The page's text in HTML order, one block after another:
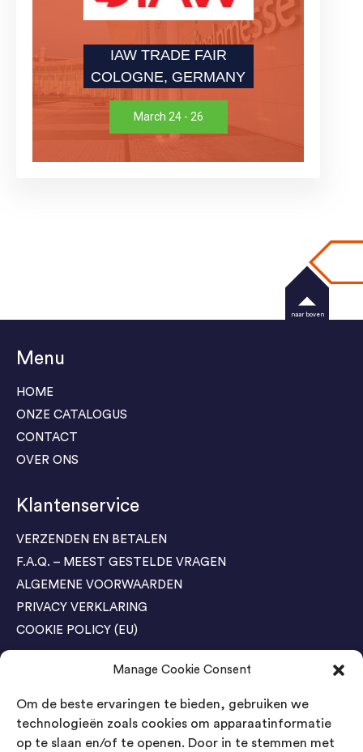
Manage Cookie Consent
Om de beste ervaringen te bieden, gebruiken we
technologieën zoals cookies om apparaatinformatie
op te slaan en/of te openen. Door in te stemmen met
IAW TRADE FAIR
COLOGNE, GERMANY
March 24 - 26
Menu
HOME
ONZE CATALOGUS
CONTACT
OVER ONS
Klantenservice
VERZENDEN EN BETALEN
F.A.Q. – MEEST GESTELDE VRAGEN
ALGEMENE VOORWAARDEN
PRIVACY VERKLARING
COOKIE POLICY (EU)
Agenda Trade Shows
04-05 November / SVG FAIR Winterswijk
Bestel GRATIS kaarten
naar boven